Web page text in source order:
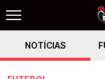
NOTÍCIAS